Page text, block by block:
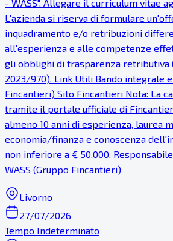
- WASS". Allegare il curriculum vitae
L'azienda si riserva di formulare
inquadramento e/o retribuzioni
all'esperienza e alle competenze
gli obblighi di trasparenza retributiva
2023/970). Link Utili Bando integrale
Fincantieri) Sito Fincantieri Nota: La
tramite il portale ufficiale di
almeno 10 anni di esperienza, laurea
economia/finanza e conoscenza
non inferiore a € 50.000.
WASS (Gruppo Fincantieri)
Livorno
27/07/2026
Tempo Indeterminato